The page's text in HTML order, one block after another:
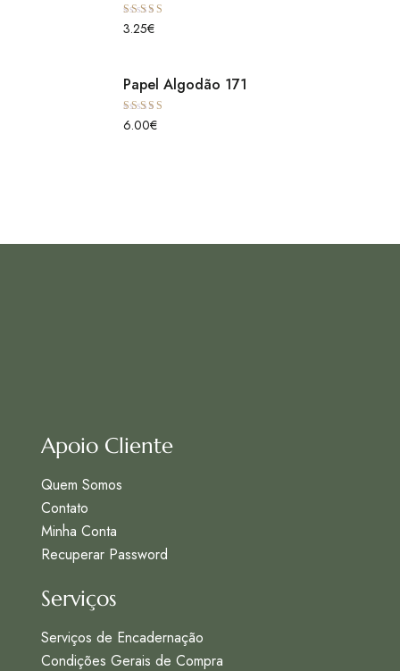
Avaliação
5.00de 5
3.25€
Papel Algodão 171
Avaliação
5.00 de 5
6.00€
Apoio Cliente
Quem Somos
Contato
Minha Conta
Recuperar Password
Serviços
Serviços de Encadernação
Condições Gerais de Compra